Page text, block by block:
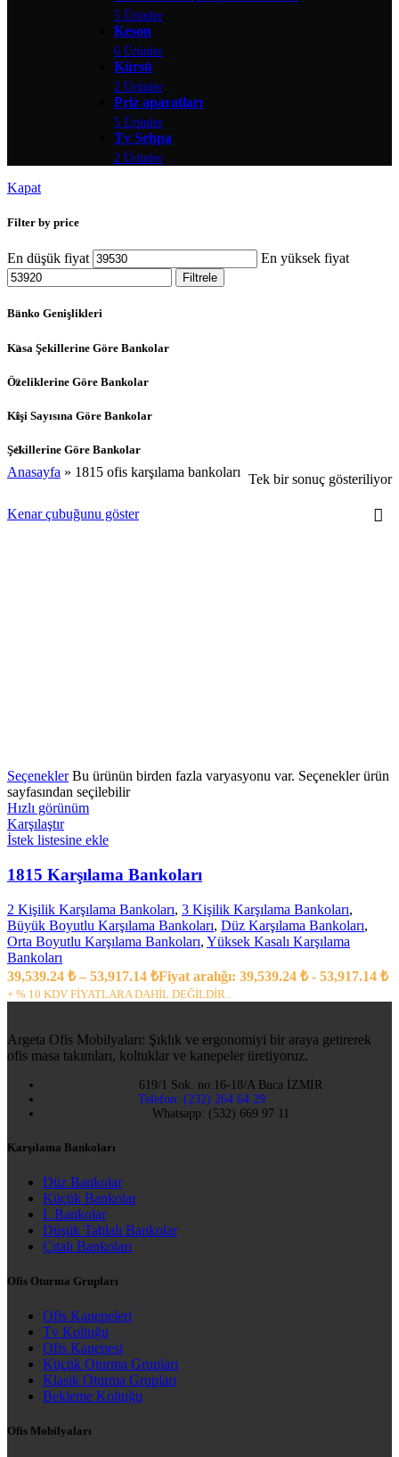
5 Ürünler
Keson
6 Ürünler
Kürsü
2 Ürünler
Priz aparatları
5 Ürünler
Tv Sehpa
2 Ürünler
Kapat
Filter by price
En düşük fiyat En yüksek fiyat
Filtrele
Banko Genişlikleri
Kasa Şekillerine Göre Bankolar
Özeliklerine Göre Bankolar
Kişi Sayısına Göre Bankolar
Şekillerine Göre Bankolar
Anasayfa » 1815 ofis karşılama bankoları Tek bir sonuç gösteriliyor
Kenar çubuğunu göster
Seçenekler Bu ürünün birden fazla varyasyonu var. Seçenekler ürün
sayfasından seçilebilir
Hızlı görünüm
Karşılaştır
İstek listesine ekle
1815 Karşılama Bankoları
2 Kişilik Karşılama Bankoları, 3 Kişilik Karşılama Bankoları,
Büyük Boyutlu Karşılama Bankoları, Düz Karşılama Bankoları,
Orta Boyutlu Karşılama Bankoları, Yüksek Kasalı Karşılama
Bankoları
39,539.24 ₺ – 53,917.14 ₺Fiyat aralığı: 39,539.24 ₺ - 53,917.14 ₺
+ % 10 KDV FİYATLARA DAHİL DEĞİLDİR..
Argeta Ofis Mobilyaları: Şıklık ve ergonomiyi bir araya getirerek
ofis masa takımları, koltuklar ve kanepeler üretiyoruz.
619/1 Sok. no:16-18/A Buca İZMİR
Telefon: (232) 264 64 29
Whatsapp: (532) 669 97 11
Karşılama Bankoları
Düz Bankolar
Küçük Bankolar
L Bankolar
Düşük Tablalı Bankolar
Çıtalı Bankoları
Ofis Oturma Grupları
Ofis Kanepeleri
Tv Koltuğu
Ofis Kanepesi
Küçük Oturma Grupları
Klasik Oturma Grupları
Bekleme Koltuğu
Ofis Mobilyaları